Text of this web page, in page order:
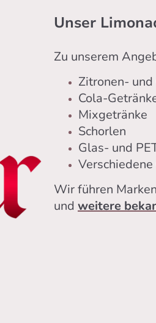
Unser
Zu unserem
Zitronen-
Cola-
Mixgetränke
Schorlen
Glas- und
Wir führen
und weitere